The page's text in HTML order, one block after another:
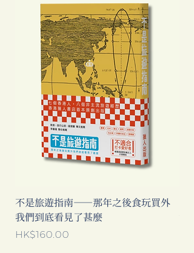
不是旅遊指南──那年之後食玩買外
我們到底看見了甚麼
價格
HK$160.00